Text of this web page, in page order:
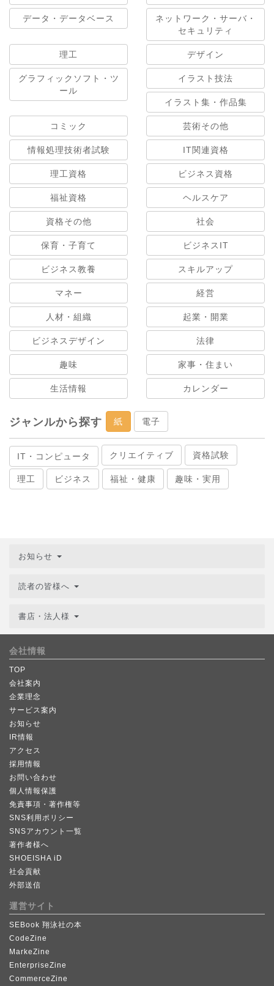
データ・データベース
ネットワーク・サーバ・
セキュリティ
理工 デザイン
グラフィックソフト・ツ
ール
イラスト技法
イラスト集・作品集
コミック 芸術その他
情報処理技術者試験 IT関連資格
理工資格 ビジネス資格
福祉資格 ヘルスケア
資格その他 社会
保育・子育て ビジネスIT
ビジネス教養 スキルアップ
マネー 経営
人材・組織 起業・開業
ビジネスデザイン 法律
趣味 家事・住まい
生活情報 カレンダー
ジャンルから探す 紙 電子
IT・コンピュータ クリエイティブ 資格試験
理工 ビジネス 福祉・健康 趣味・実用
お知らせ
読者の皆様へ
書店・法人様
会社情報
TOP
会社案内
企業理念
サービス案内
お知らせ
IR情報
アクセス
採用情報
お問い合わせ
個人情報保護
免責事項・著作権等
SNS利用ポリシー
SNSアカウント一覧
著作者様へ
SHOEISHA iD
社会貢献
外部送信
運営サイト
SEBook 翔泳社の本
CodeZine
MarkeZine
EnterpriseZine
CommerceZine